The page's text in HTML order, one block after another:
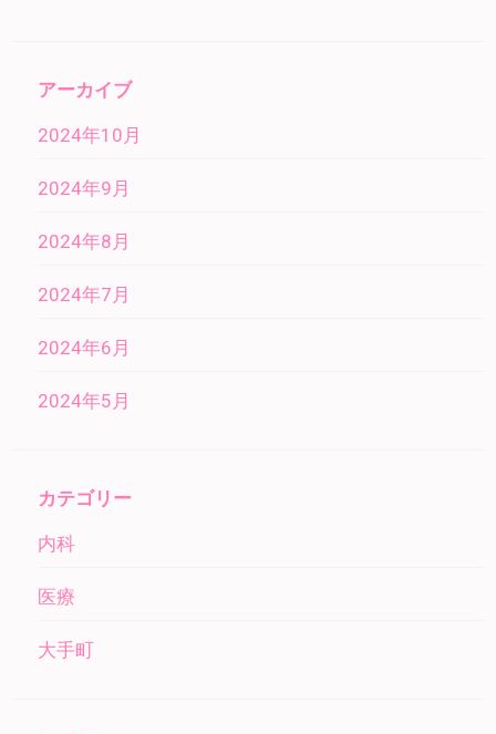
アーカイブ
2024年10月
2024年9月
2024年8月
2024年7月
2024年6月
2024年5月
カテゴリー
内科
医療
大手町